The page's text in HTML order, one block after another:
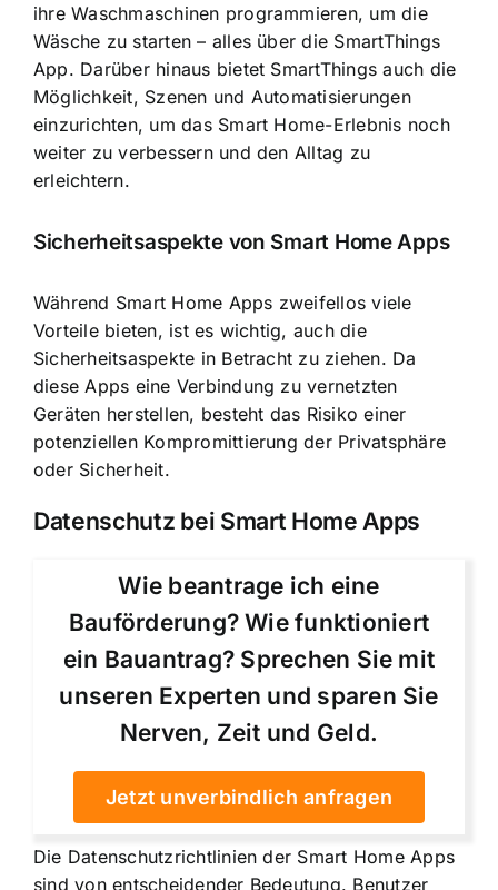
ihre Waschmaschinen programmieren, um die
Wäsche zu starten – alles über die SmartThings
App. Darüber hinaus bietet SmartThings auch die
Möglichkeit, Szenen und Automatisierungen
einzurichten, um das Smart Home-Erlebnis noch
weiter zu verbessern und den Alltag zu
erleichtern.
Sicherheitsaspekte von Smart Home Apps
Während Smart Home Apps zweifellos viele
Vorteile bieten, ist es wichtig, auch die
Sicherheitsaspekte in Betracht zu ziehen. Da
diese Apps eine Verbindung zu vernetzten
Geräten herstellen, besteht das Risiko einer
potenziellen Kompromittierung der Privatsphäre
oder Sicherheit.
Datenschutz bei Smart Home Apps
Wie beantrage ich eine
Bauförderung? Wie funktioniert
ein Bauantrag? Sprechen Sie mit
unseren Experten und sparen Sie
Nerven, Zeit und Geld.
Jetzt unverbindlich anfragen
Die Datenschutzrichtlinien der Smart Home Apps
sind von entscheidender Bedeutung. Benutzer